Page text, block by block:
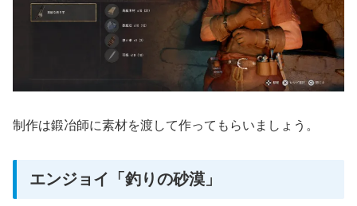
制作は鍛冶師に素材を渡して作ってもらいましょう。
エンジョイ「釣りの砂漠」